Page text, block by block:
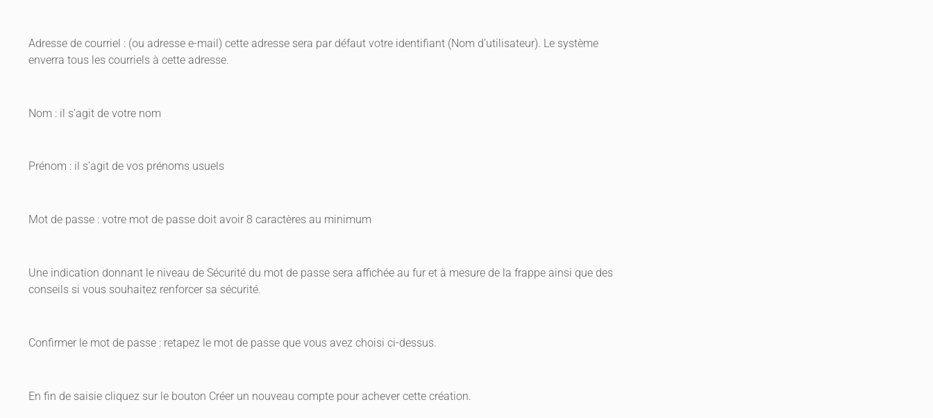
Adresse de courriel : (ou adresse e-mail) cette adresse sera par défaut votre identifiant (Nom d’utilisateur). Le système
enverra tous les courriels à cette adresse.
Nom : il s’agit de votre nom
Prénom : il s’agit de vos prénoms usuels
Mot de passe : votre mot de passe doit avoir 8 caractères au minimum
Une indication donnant le niveau de Sécurité du mot de passe sera affichée au fur et à mesure de la frappe ainsi que des
conseils si vous souhaitez renforcer sa sécurité.
Confirmer le mot de passe : retapez le mot de passe que vous avez choisi ci-dessus.
En fin de saisie cliquez sur le bouton Créer un nouveau compte pour achever cette création.